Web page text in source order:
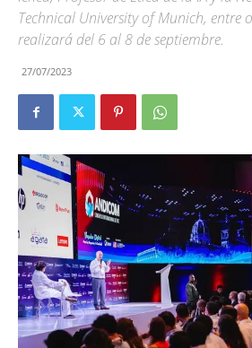
Technical University of Munich, entre
realizará del 6 al 8 de septiembre.
27/07/2023